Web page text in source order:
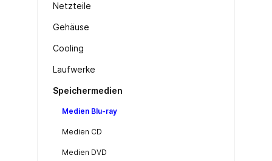
Netzteile
Gehäuse
Cooling
Laufwerke
Speichermedien
Medien Blu-ray
Medien CD
Medien DVD